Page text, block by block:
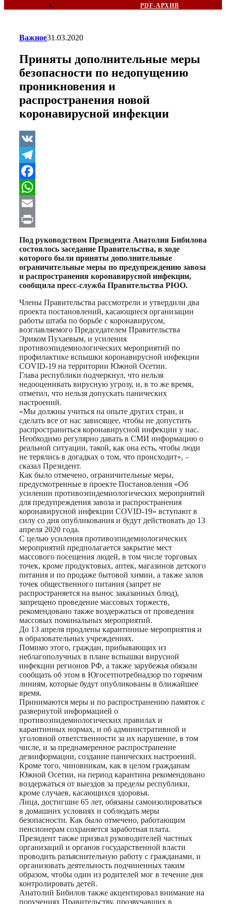
PDF-АРХИВ
Важное31.03.2020
Приняты дополнительные меры
безопасности по недопущению
проникновения и
распространения новой
коронавирусной инфекции
VK
Telegram
Facebook
WhatsApp
Email
Print
Под руководством Президента Анатолия Бибилова
состоялось заседание Правительства, в ходе
которого были приняты дополнительные
ограничительные меры по предупреждению завоза
и распространения коронавирусной инфекции,
сообщила пресс-служба Правительства РЮО.
Члены Правительства рассмотрели и утвердили два
проекта постановлений, касающиеся организации
работы штаба по борьбе с коронавирусом,
возглавляемого Председателем Правительства
Эриком Пухаевым, и усиления
противоэпидемиологических мероприятий по
профилактике вспышки коронавирусной инфекции
COVID-19 на территории Южной Осетии.
Глава республики подчеркнул, что нельзя
недооценивать вирусную угрозу, и, в то же время,
отметил, что нельзя допускать панических
настроений.
«Мы должны учиться на опыте других стран, и
сделать все от нас зависящее, чтобы не допустить
распространиться коронавирусной инфекции у нас.
Необходимо регулярно давать в СМИ информацию о
реальной ситуации, такой, как она есть, чтобы люди
не терялись в догадках о том, что происходит», –
сказал Президент.
Как было отмечено, ограничительные меры,
предусмотренные в проекте Постановления «Об
усилении противоэпидемиологических мероприятий
для предупреждения завоза и распространения
коронавирусной инфекции COVID-19» вступают в
силу со дня опубликования и будут действовать до 13
апреля 2020 года.
С целью усиления противоэпидемиологических
мероприятий предполагается закрытие мест
массового посещения людей, в том числе торговых
точек, кроме продуктовых, аптек, магазинов детского
питания и по продаже бытовой химии, а также залов
точек общественного питания (запрет не
распространяется на вынос заказанных блюд),
запрещено проведение массовых торжеств,
рекомендовано также воздержаться от проведения
массовых поминальных мероприятий.
До 13 апреля продлены карантинные мероприятия и
в образовательных учреждениях.
Помимо этого, граждан, прибывающих из
неблагополучных в плане вспышки вирусной
инфекции регионов РФ, а также зарубежья обязали
сообщать об этом в Югосетпотребнадзор по горячим
линиям, которые будут опубликованы в ближайшее
время.
Принимаются меры и по распространению памяток с
развернутой информацией о
противоэпидемиологических правилах и
карантинных нормах, и об административной и
уголовной ответственности за их нарушение, в том
числе, и за преднамеренное распространение
дезинформации, создание панических настроений.
Кроме того, чиновникам, как в целом гражданам
Южной Осетии, на период карантина рекомендовано
воздержаться от выездов за пределы республики,
кроме случаев, касающихся здоровья.
Лица, достигшие 65 лет, обязаны самоизолироваться
в домашних условиях и соблюдать меры
безопасности. Как было отмечено, работающим
пенсионерам сохраняется заработная плата.
Президент также призвал руководителей частных
организаций и органов государственной власти
проводить разъяснительную работу с гражданами, и
организовать деятельность подчиненных таким
образом, чтобы один из родителей мог в течение дня
контролировать детей.
Анатолий Бибилов также акцентировал внимание на
поручениях Правительству, прозвучавших в